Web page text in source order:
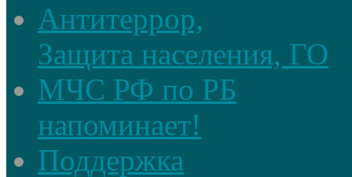
Антитеррор,
Защита населения, ГО
МЧС РФ по РБ
напоминает!
Поддержка